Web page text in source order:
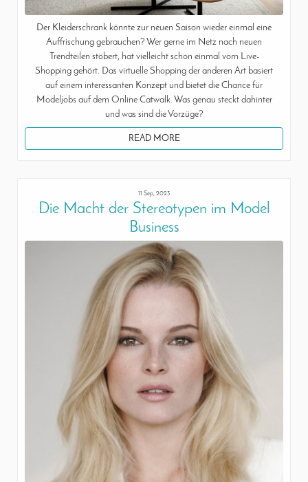
Der Kleiderschrank könnte zur neuen Saison wieder einmal eine
Auffrischung gebrauchen? Wer gerne im Netz nach neuen
Trendteilen stöbert, hat vielleicht schon einmal vom Live-
Shopping gehört. Das virtuelle Shopping der anderen Art basiert
auf einem interessanten Konzept und bietet die Chance für
Modeljobs auf dem Online Catwalk. Was genau steckt dahinter
und was sind die Vorzüge?
READ MORE
11 Sep, 2023
Die Macht der Stereotypen im Model
Business